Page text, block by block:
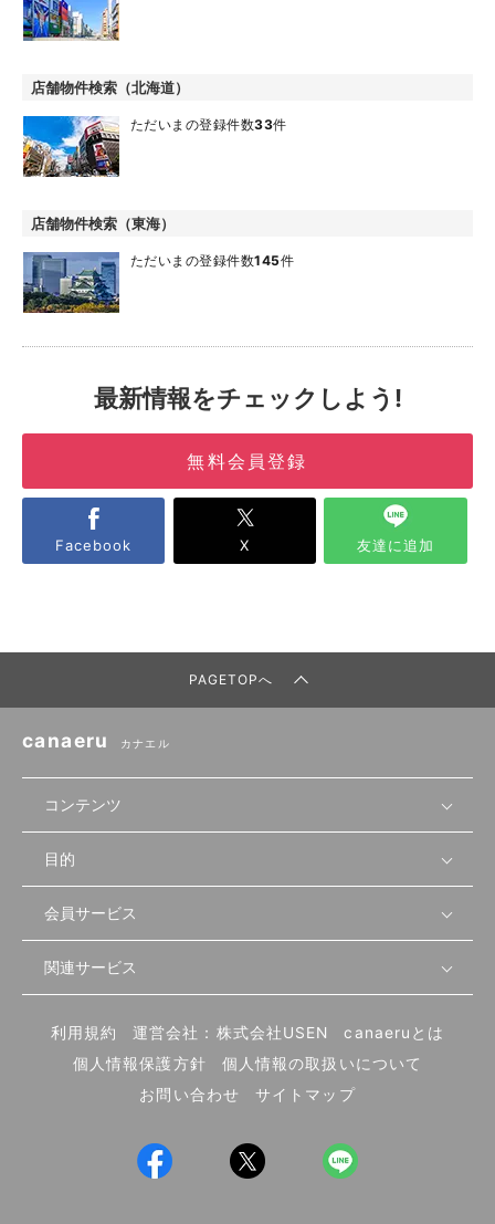
店舗物件検索（北海道）
ただいまの登録件数33件
店舗物件検索（東海）
ただいまの登録件数145件
最新情報をチェックしよう!
無料会員登録
Facebook X 友達に追加
PAGETOPへ
canaeru カナエル
コンテンツ
無料開業相談
セミナー情報
セミナー動画
物件を探す
首都圏
北海道
先輩開業者の声
開業・経営に関する記事
編集ポリシー
業態別の開業方法
UIターン開業特集
目的
店舗運営
物件
内装・設備
食材・仕入れ
会員サービス
会員登録
ログイン
関連サービス
飲食店サクセスガイド（外部サイト）
利用規約 運営会社：株式会社USEN
canaeruとは
個人情報保護方針
個人情報の取扱いについて
お問い合わせ
サイトマップ